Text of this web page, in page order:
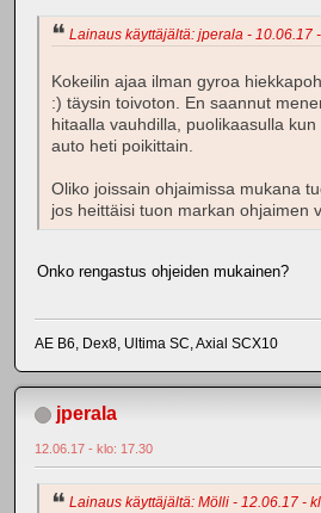
Lainaus käyttäjältä: jperala - 10.06.17
Kokeilin ajaa ilman gyroa
:) täysin toivoton. En saannut
hitaalla vauhdilla, puolikaasulla
auto heti poikittain.
Oliko joissain ohjaimissa mukana
jos heittäisi tuon markan ohjaimen
Onko rengastus ohjeiden mukainen?
AE B6, Dex8, Ultima SC, Axial SCX10
jperala
12.06.17 - klo: 17.30
Lainaus käyttäjältä: Mölli - 12.06.17 -